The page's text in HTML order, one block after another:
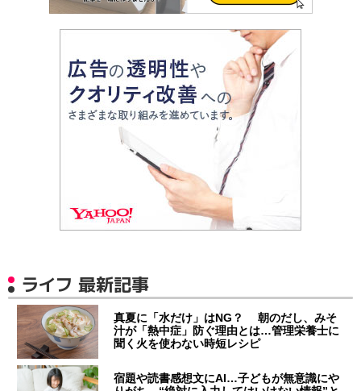
ライフ 最新記事
真夏に「水だけ」はNG？ 朝のだし、みそ
汁が「熱中症」防ぐ理由とは…管理栄養士に
聞く火を使わない時短レシピ
宿題や読書感想文にAI…子どもが無意識にや